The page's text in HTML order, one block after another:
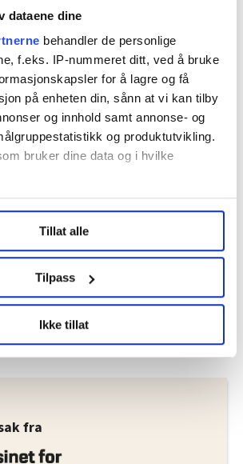
dataene dine
behandler de personlige
f.eks. IP-nummeret ditt, ved å bruke
for å lagre og få
på enheten din, sånn at vi kan tilby
og innhold samt annonse- og
og produktutvikling.
bruker dine data og i hvilke
du lese om hvordan dine personlige
hvordan du kan velge hvordan de skal
tiden endre eller trekke tilbake ditt
om informasjonskapsler.
frifagbevegelse.no, hk-nytt.no
informasjonskapsler (cookies) for å
nettsider blir brukt slik at vi tilby
Medias egne samarbeidspartnere
Tillat alle
Tilpass
Ikke tillat
Einar Karlsen (Ap) og leder for
Transport Nord, Bjørn Tore Bråten er
lavere gebyrer og en utredning om krav til
av oppdrettsfisk.
Lastebilsjåfør
fra